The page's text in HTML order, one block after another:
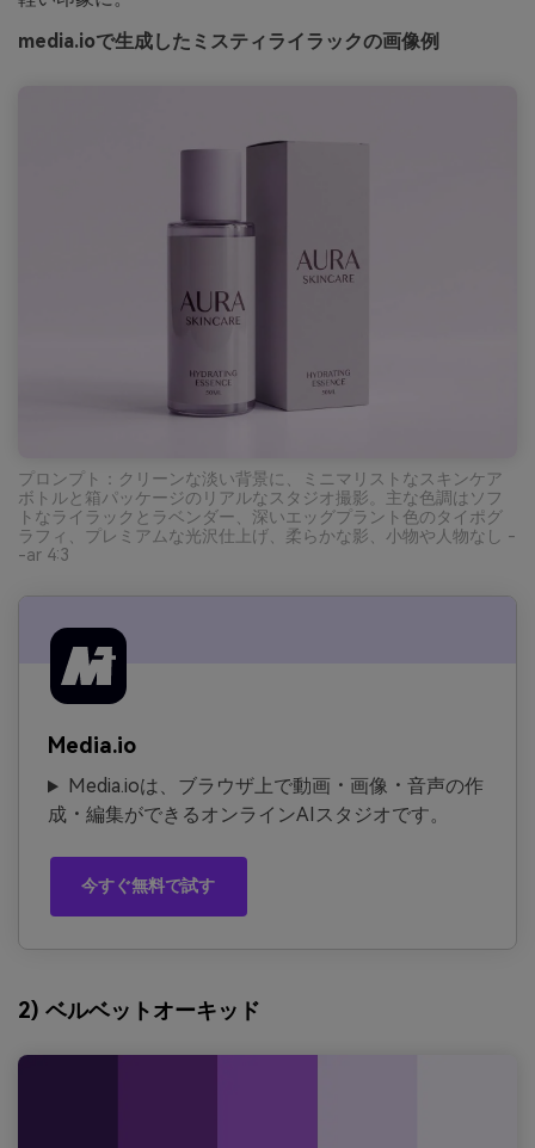
media.ioで生成したミスティライラックの画像例
プロンプト：クリーンな淡い背景に、ミニマリストなスキンケア
ボトルと箱パッケージのリアルなスタジオ撮影。主な色調はソフ
トなライラックとラベンダー、深いエッグプラント色のタイポグ
ラフィ、プレミアムな光沢仕上げ、柔らかな影、小物や人物なし -
-ar 4:3
Media.io
Media.ioは、ブラウザ上で動画・画像・音声の作
成・編集ができるオンラインAIスタジオです。
今すぐ無料で試す
2) ベルベットオーキッド